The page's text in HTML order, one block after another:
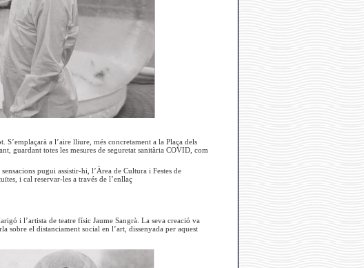
a l’aire lliure, més concretament a la Plaça dels
guardant totes les mesures de seguretat sanitària COVID, com
pugui assistir-hi, l’Àrea de Cultura i Festes de
i cal reservar-les a través de l’enllaç
i l’artista de teatre físic Jaume Sangrà. La seva creació va
sobre el distanciament social en l’art, dissenyada per aquest